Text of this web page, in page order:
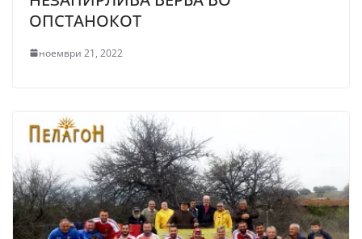
ОПСТАНОКОТ
ноември 21, 2022